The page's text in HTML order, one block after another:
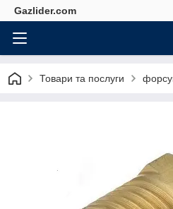
Gazlider.com
Товари та послуги